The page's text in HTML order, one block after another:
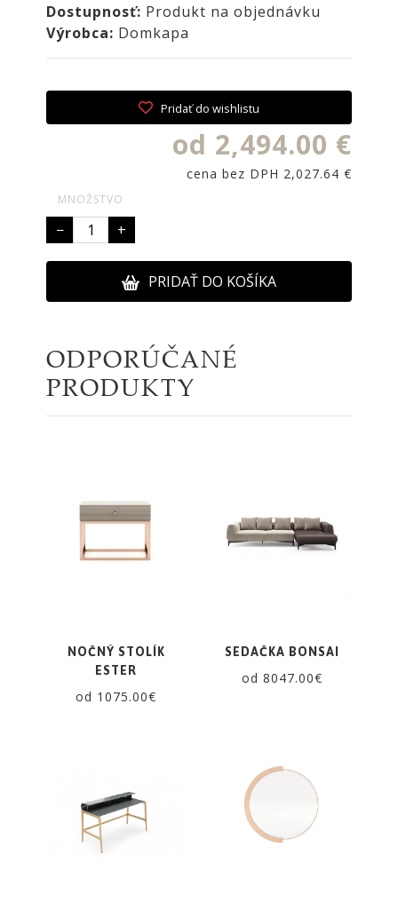
VZORKOVNÍK
KONTAKT
Dostupnosť: Produkt na objednávku
Výrobca: Domkapa
Pridať do wishlistu
od 2,494.00 €
cena bez DPH 2,027.64 €
MNOŽSTVO
− +
PRIDAŤ DO KOŠÍKA
ODPORÚČANÉ
PRODUKTY
NOČNÝ STOLÍK
ESTER
od 1075.00€
SEDAČKA BONSAI
od 8047.00€